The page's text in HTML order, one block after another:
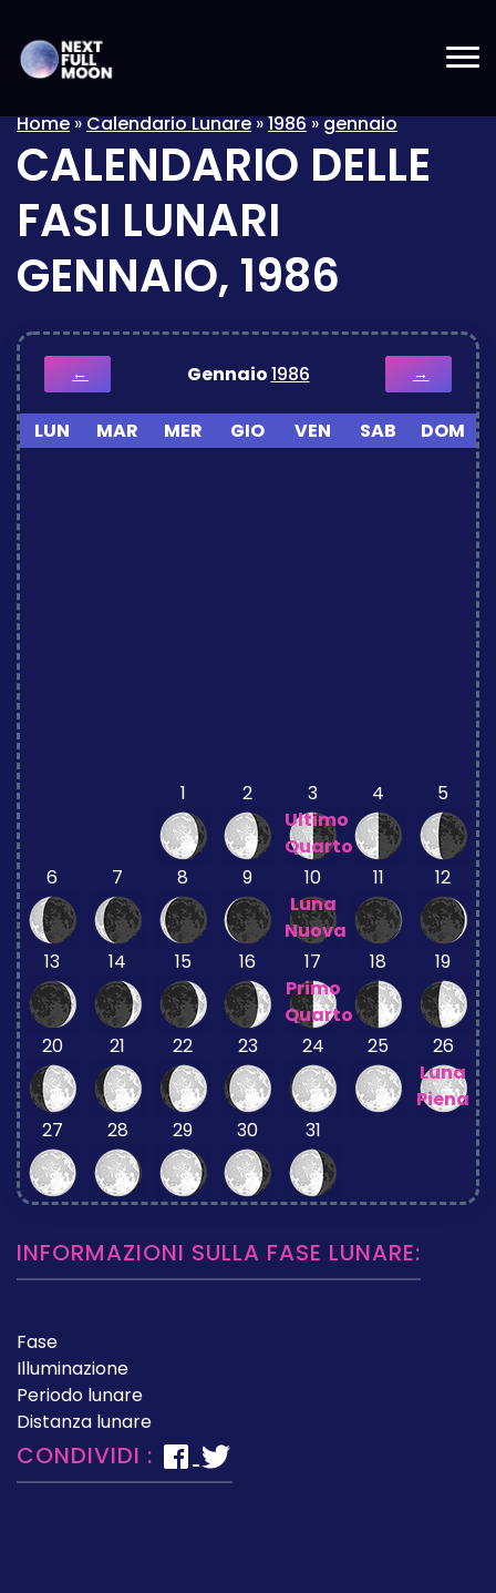
Home»Calendario Lunare»1986»gennaio
CALENDARIO DELLE
FASI LUNARI
GENNAIO, 1986
← Gennaio1986 →
LUN MAR MER GIO VEN SAB DOM
1 2
3
Ultimo
Quarto
4 5
6 7 8 9
10
Luna
Nuova
11 12
13 14 15 16
17
Primo
Quarto
18 19
20 21 22 23 24 25
26
Luna
Piena
27
28 29 30 31
INFORMAZIONI SULLA FASE LUNARE:
Fase
Illuminazione
Periodo lunare
Distanza lunare
CONDIVIDI :